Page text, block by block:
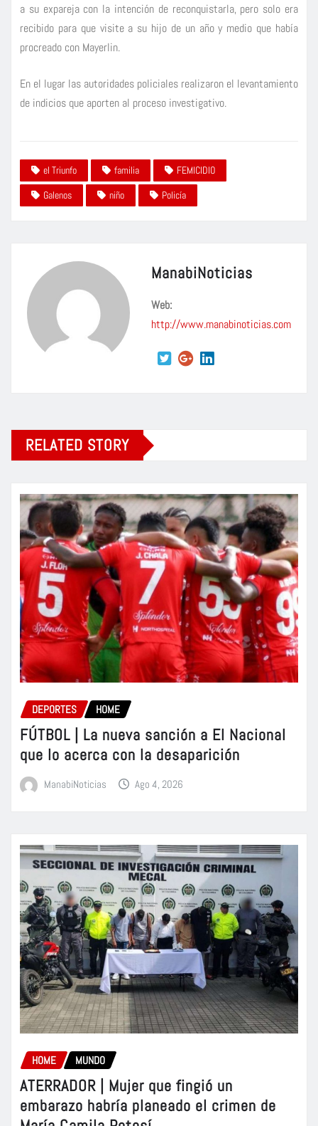
a su expareja con la intención de reconquistarla, pero solo era
recibido para que visite a su hijo de un año y medio que había
procreado con Mayerlin.
En el lugar las autoridades policiales realizaron el levantamiento
de indicios que aporten al proceso investigativo.
el Triunfo familia
FEMICIDIO
Galenos
niño Policía
ManabiNoticias
Web:
http://www.manabinoticias.com
RELATED STORY
DEPORTES HOME
FÚTBOL | La nueva sanción a El Nacional
que lo acerca con la desaparición
ManabiNoticias Ago 4, 2026
HOME MUNDO
ATERRADOR | Mujer que fingió un
embarazo habría planeado el crimen de